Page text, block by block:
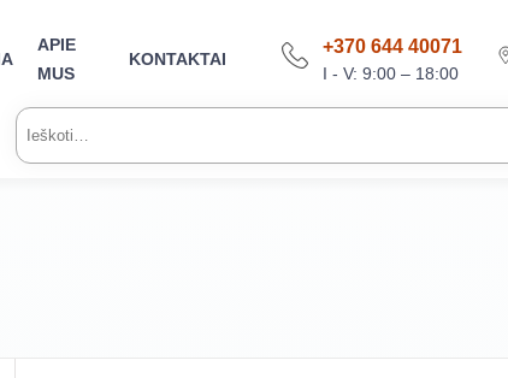
APIE
MUS
KONTAKTAI
+370 644 40071
I - V: 9:00 – 18:00
Ieškoti: